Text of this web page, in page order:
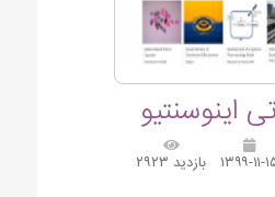
اینوسنتیو
۱۱-۱۵ بازدید ۲۹۲۳